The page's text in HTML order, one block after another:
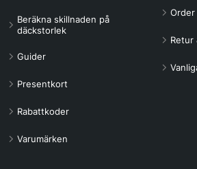
Beräkna skillnaden på
däckstorlek
Guider
Presentkort
Rabattkoder
Varumärken
Order
Retur